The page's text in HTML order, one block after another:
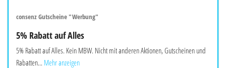
consenz Gutscheine "Werbung"
5% Rabatt auf Alles
5% Rabatt auf Alles. Kein MBW. Nicht mit anderen Aktionen, Gutscheinen und
Rabatten... Mehr anzeigen